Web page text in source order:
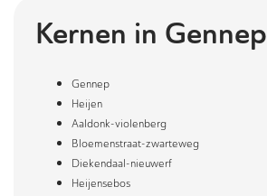
Kernen in Gennep
Gennep
Heijen
Aaldonk-violenberg
Bloemenstraat-zwarteweg
Diekendaal-nieuwerf
Heijensebos